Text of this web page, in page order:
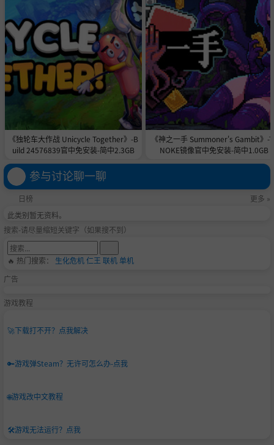
《独轮车大作战 Unicycle Together》-B
uild 24576839官中免安装-简中2.3GB
《神之一手 Summoner's Gambit》-
NOKE镜像官中免安装-简中1.0GB
参与讨论聊一聊
日榜
更多 »
此类别暂无资料。
搜索-请尽量缩短关键字（如果搜不到）
🔥 热门搜索： 生化危机仁王 联机单机
广告
游戏教程
🚀下载打不开？点我解决
🔑游戏弹Steam？无许可怎么办-点我
🌐游戏改中文教程
🛠️游戏无法运行？点我